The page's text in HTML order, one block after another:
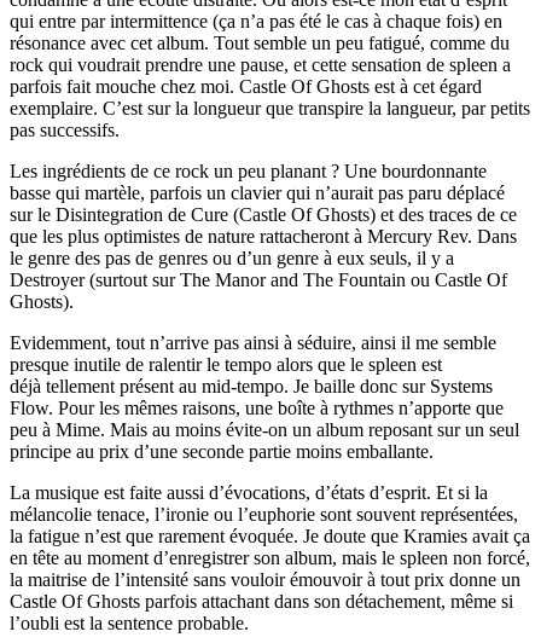
qui entre par intermittence (ça n’a pas été le cas à chaque fois) en
résonance avec cet album. Tout semble un peu fatigué, comme du
rock qui voudrait prendre une pause, et cette sensation de spleen a
parfois fait mouche chez moi. Castle Of Ghosts est à cet égard
exemplaire. C’est sur la longueur que transpire la langueur, par petits
pas successifs.
Les ingrédients de ce rock un peu planant ? Une bourdonnante
basse qui martèle, parfois un clavier qui n’aurait pas paru déplacé
sur le Disintegration de Cure (Castle Of Ghosts) et des traces de ce
que les plus optimistes de nature rattacheront à Mercury Rev. Dans
le genre des pas de genres ou d’un genre à eux seuls, il y a
Destroyer (surtout sur The Manor and The Fountain ou Castle Of
Ghosts).
Evidemment, tout n’arrive pas ainsi à séduire, ainsi il me semble
presque inutile de ralentir le tempo alors que le spleen est
déjà tellement présent au mid-tempo. Je baille donc sur Systems
Flow. Pour les mêmes raisons, une boîte à rythmes n’apporte que
peu à Mime. Mais au moins évite-on un album reposant sur un seul
principe au prix d’une seconde partie moins emballante.
La musique est faite aussi d’évocations, d’états d’esprit. Et si la
mélancolie tenace, l’ironie ou l’euphorie sont souvent représentées,
la fatigue n’est que rarement évoquée. Je doute que Kramies avait ça
en tête au moment d’enregistrer son album, mais le spleen non forcé,
la maitrise de l’intensité sans vouloir émouvoir à tout prix donne un
Castle Of Ghosts parfois attachant dans son détachement, même si
l’oubli est la sentence probable.